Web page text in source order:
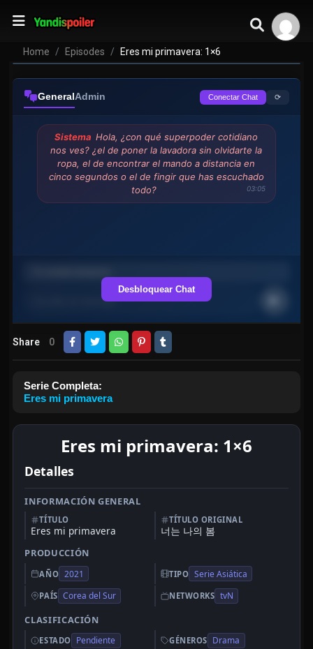
Home Episodes Eres mi primavera: 1×6
GeneralAdmin Conectar Chat ⟳
Sistema Hola, ¿con qué superpoder cotidiano
nos ves? ¿el de poner la lavadora sin olvidarte la
ropa, el de encontrar el mando a distancia en
cinco segundos o el de fingir que has escuchado
todo?
03:05
Desbloquear Chat
Share 0
Serie Completa:
Eres mi primavera
Eres mi primavera: 1×6
Detalles
INFORMACIÓN GENERAL
TÍTULO
Eres mi primavera
TÍTULO ORIGINAL
너는 나의 봄
PRODUCCIÓN
AÑO 2021 TIPO Serie Asiática
PAÍS Corea del Sur NETWORKS tvN
CLASIFICACIÓN
ESTADO Pendiente GÉNEROS Drama